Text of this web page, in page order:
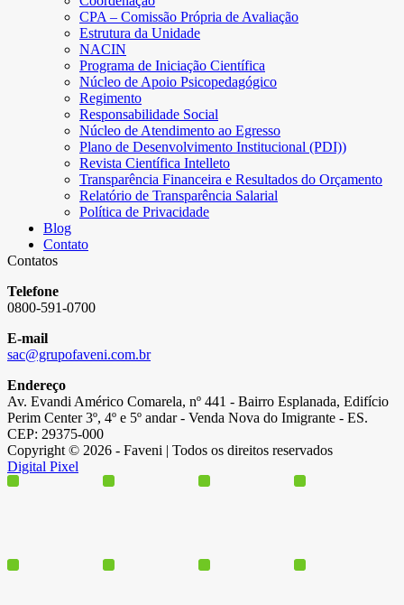
CPA – Comissão Própria de Avaliação
Estrutura da Unidade
NACIN
Programa de Iniciação Científica
Núcleo de Apoio Psicopedagógico
Regimento
Responsabilidade Social
Núcleo de Atendimento ao Egresso
Plano de Desenvolvimento Institucional (PDI))
Revista Científica Intelleto
Transparência Financeira e Resultados do Orçamento
Relatório de Transparência Salarial
Política de Privacidade
Blog
Contato
Contatos
Telefone
0800-591-0700
E-mail
sac@grupofaveni.com.br
Endereço
Av. Evandi Américo Comarela, nº 441 - Bairro Esplanada, Edifício
Perim Center 3º, 4º e 5º andar - Venda Nova do Imigrante - ES.
CEP: 29375-000
Copyright © 2026 - Faveni | Todos os direitos reservados
Digital Pixel